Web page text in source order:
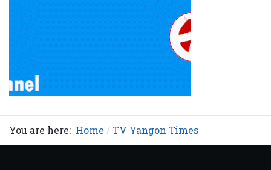
You are here: Home TV Yangon Times